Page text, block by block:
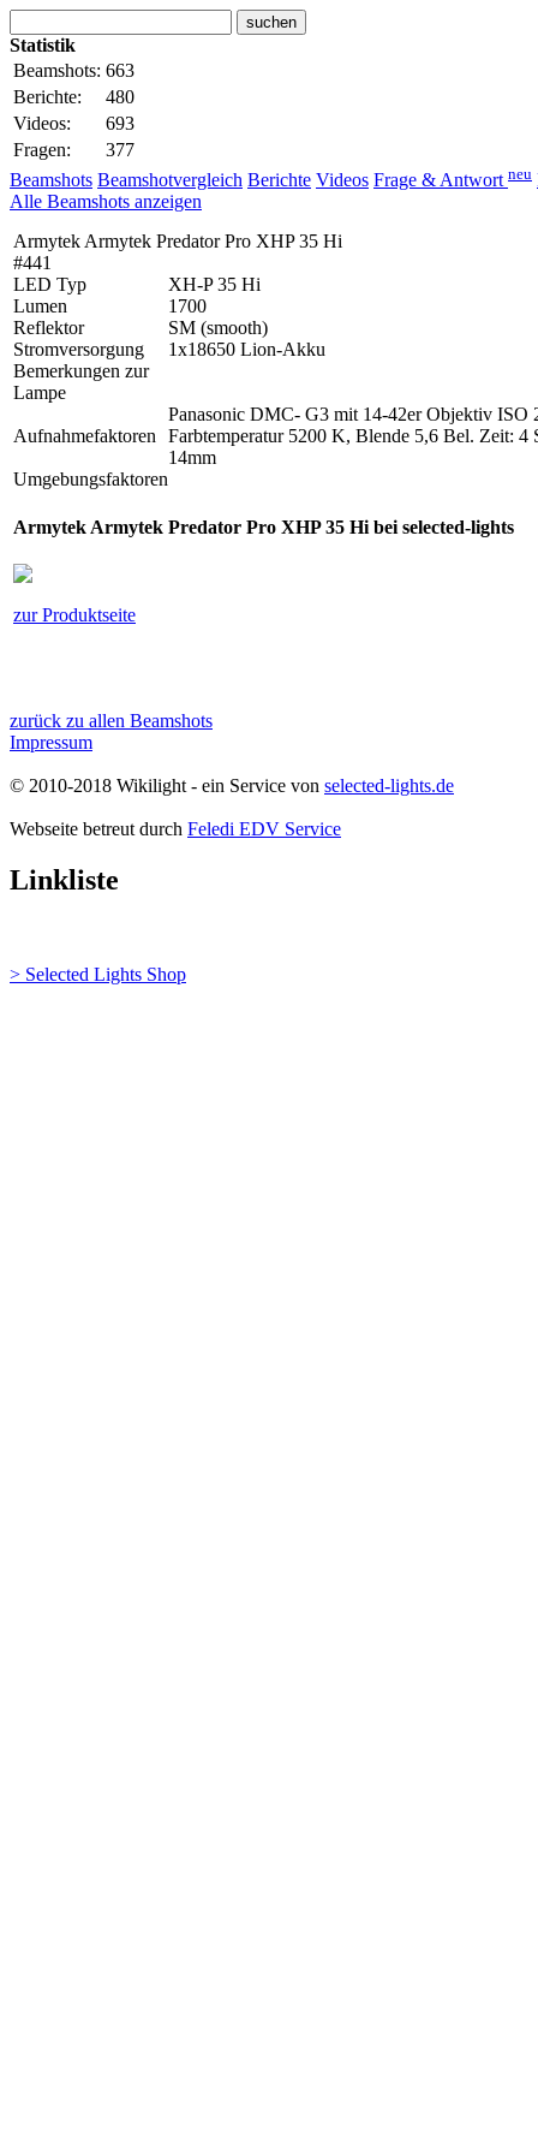
Statistik
Beamshots: 663
Berichte:
480
Videos:
693
Fragen:
377
Beamshots Beamshotvergleich Berichte Videos Frage & Antwort neu
Alle Beamshots anzeigen
Armytek Armytek Predator Pro XHP 35 Hi
#441
LED Typ
XH-P 35 Hi
Lumen
1700
Reflektor
SM (smooth)
Stromversorgung
1x18650 Lion-Akku
Bemerkungen zur
Lampe
Aufnahmefaktoren
Panasonic DMC- G3 mit 14-42er Objektiv ISO
Farbtemperatur 5200 K, Blende 5,6 Bel. Zeit: 4
14mm
Umgebungsfaktoren
Armytek Armytek Predator Pro XHP 35 Hi bei selected-lights
zur Produktseite
zurück zu allen Beamshots
Impressum
© 2010-2018 Wikilight - ein Service von selected-lights.de
Webseite betreut durch Feledi EDV Service
Linkliste
> Selected Lights Shop